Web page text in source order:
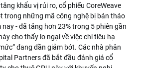
khẩu vị rủi ro, cổ phiếu CoreWeave
trong những mã công nghệ bị bán tháo
- đã tăng hơn 23% trong 5 phiên gần
cho thấy lo ngại về việc chi tiêu hạ
đang dần giảm bớt. Các nhà phân
Partners đã bắt đầu đánh giá cổ